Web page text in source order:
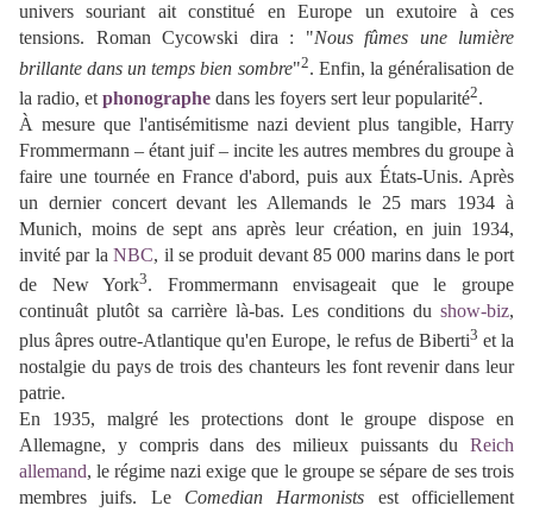
univers souriant ait constitué en Europe un exutoire à ces
tensions. Roman Cycowski dira : "Nous fûmes une lumière
brillante dans un temps bien sombre"2. Enfin, la généralisation de
la radio, et phonographe dans les foyers sert leur popularité2.
À mesure que l'antisémitisme nazi devient plus tangible, Harry
Frommermann – étant juif – incite les autres membres du groupe à
faire une tournée en France d'abord, puis aux États-Unis. Après
un dernier concert devant les Allemands le 25 mars 1934 à
Munich, moins de sept ans après leur création, en juin 1934,
invité par laNBC, il se produit devant 85 000 marins dans le port
de New York3. Frommermann envisageait que le groupe
continuât plutôt sa carrière là-bas. Les conditions du show-biz,
plus âpres outre-Atlantique qu'en Europe, le refus de Biberti3 et la
nostalgie du pays de trois des chanteurs les font revenir dans leur
patrie.
En 1935, malgré les protections dont le groupe dispose en
Allemagne, y compris dans des milieux puissants du Reich
allemand, le régime nazi exige que le groupe se sépare de ses trois
membres juifs. Le Comedian Harmonists est officiellement